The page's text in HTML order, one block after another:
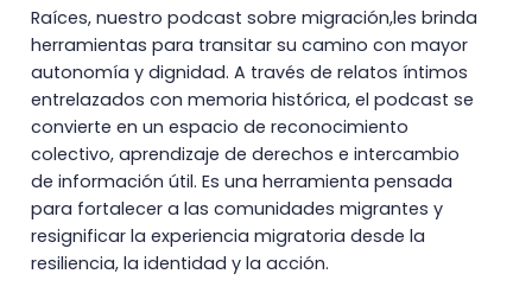
Raíces, nuestro podcast sobre migración,les brinda
herramientas para transitar su camino con mayor
autonomía y dignidad. A través de relatos íntimos
entrelazados con memoria histórica, el podcast se
convierte en un espacio de reconocimiento
colectivo, aprendizaje de derechos e intercambio
de información útil. Es una herramienta pensada
para fortalecer a las comunidades migrantes y
resignificar la experiencia migratoria desde la
resiliencia, la identidad y la acción.